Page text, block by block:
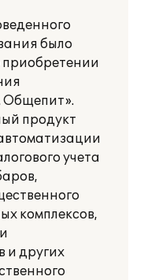
было
Общепит».
продукт
учета
комплексов,
и других